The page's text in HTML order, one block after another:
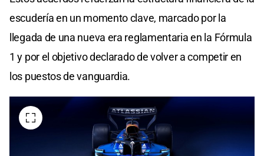
escudería en un momento clave, marcado por la
llegada de una nueva era reglamentaria en la Fórmula
1 y por el objetivo declarado de volver a competir en
los puestos de vanguardia.